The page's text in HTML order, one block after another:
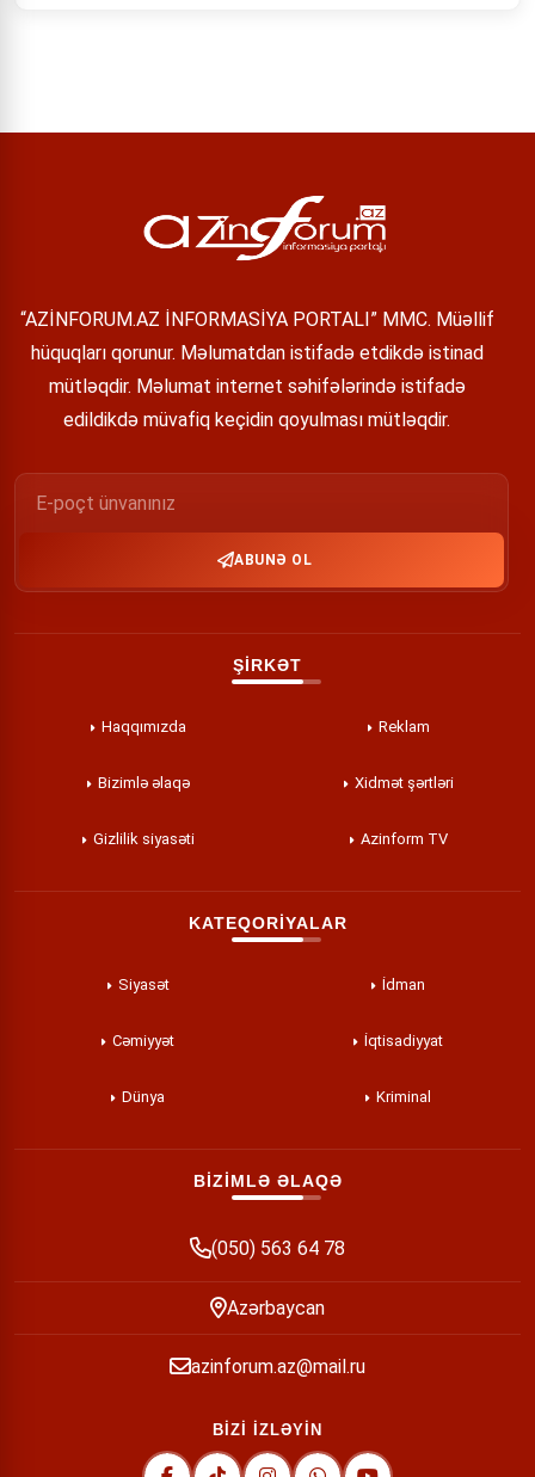
“AZİNFORUM.AZ İNFORMASİYA PORTALI” MMC. Müəllif
hüquqları qorunur. Məlumatdan istifadə etdikdə istinad
mütləqdir. Məlumat internet səhifələrində istifadə
edildikdə müvafiq keçidin qoyulması mütləqdir.
ABUNƏ OL
ŞİRKƏT
Haqqımızda Reklam
Bizimlə əlaqə Xidmət şərtləri
Gizlilik siyasəti Azinform TV
KATEQORİYALAR
Siyasət İdman
Cəmiyyət İqtisadiyyat
Dünya Kriminal
BİZİMLƏ ƏLAQƏ
(050) 563 64 78
Azərbaycan
azinforum.az@mail.ru
BİZİ İZLƏYİN